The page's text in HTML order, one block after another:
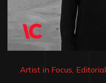
Artist in Focus, Editorial